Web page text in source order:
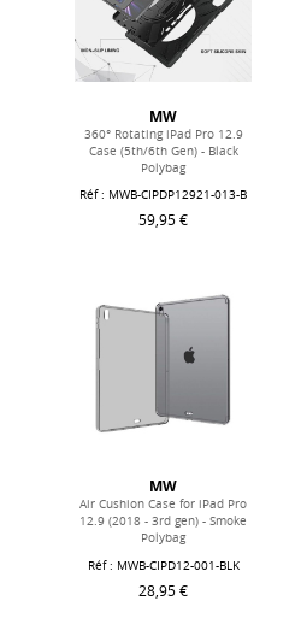
MW
360° Rotating iPad Pro 12.9
Case (5th/6th Gen) - Black
Polybag
Réf : MWB-CIPDP12921-013-B
59,95 €
MW
Air Cushion Case for iPad Pro
12.9 (2018 - 3rd gen) - Smoke
Polybag
Réf : MWB-CIPD12-001-BLK
28,95 €